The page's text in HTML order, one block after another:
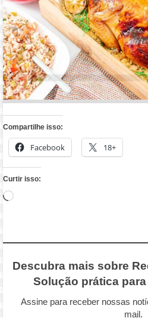
Compartilhe isso:
Facebook 18+
Curtir isso:
Carregando...
Descubra mais sobre
Solução prática
Assine para receber nossas
mail.